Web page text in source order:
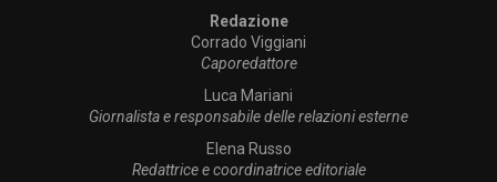
Redazione
Corrado Viggiani
Caporedattore
Luca Mariani
Giornalista e responsabile delle relazioni esterne
Elena Russo
Redattrice e coordinatrice editoriale